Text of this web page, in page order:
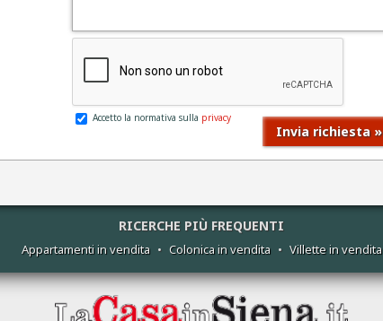
Accetto la normativa sulla privacy
RICERCHE PIÙ FREQUENTI
Appartamenti in vendita • Colonica in vendita • Villette in vendita